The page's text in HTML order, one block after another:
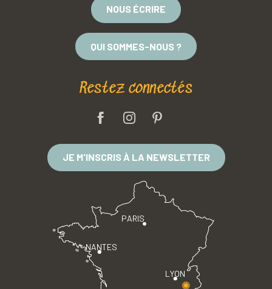
NOUS ÉCRIRE
QUI SOMMES-NOUS ?
Restez connectés
JE M'INSCRIS À LA NEWSLETTER
PARIS
LYON
NANTES